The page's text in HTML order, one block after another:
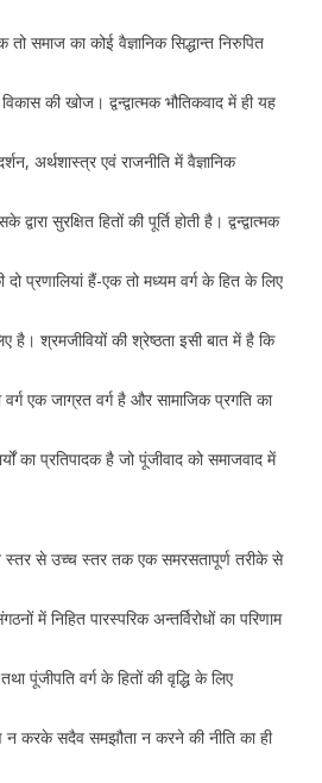
समाज का कोई वैज्ञानिक सिद्धान्त निरुपित
की खोज। द्वन्द्वात्मक भौतिकवाद में ही यह
अर्थशास्त्र एवं राजनीति में वैज्ञानिक
सुरक्षित हितों की पूर्ति होती है। द्वन्द्वात्मक
दो प्रणालियां हैं-एक तो मध्यम वर्ग के हित के लिए
है। श्रमजीवियों की श्रेष्ठता इसी बात में है कि
एक जाग्रत वर्ग है और सामाजिक प्रगति का
का प्रतिपादक है जो पूंजीवाद को समाजवाद में
स्तर से उच्च स्तर तक एक समरसतापूर्ण तरीके से
में निहित पारस्परिक अन्तर्विरोधों का परिणाम
पूंजीपति वर्ग के हितों की वृद्धि के लिए
न करके सदैव समझौता न करने की नीति का ही